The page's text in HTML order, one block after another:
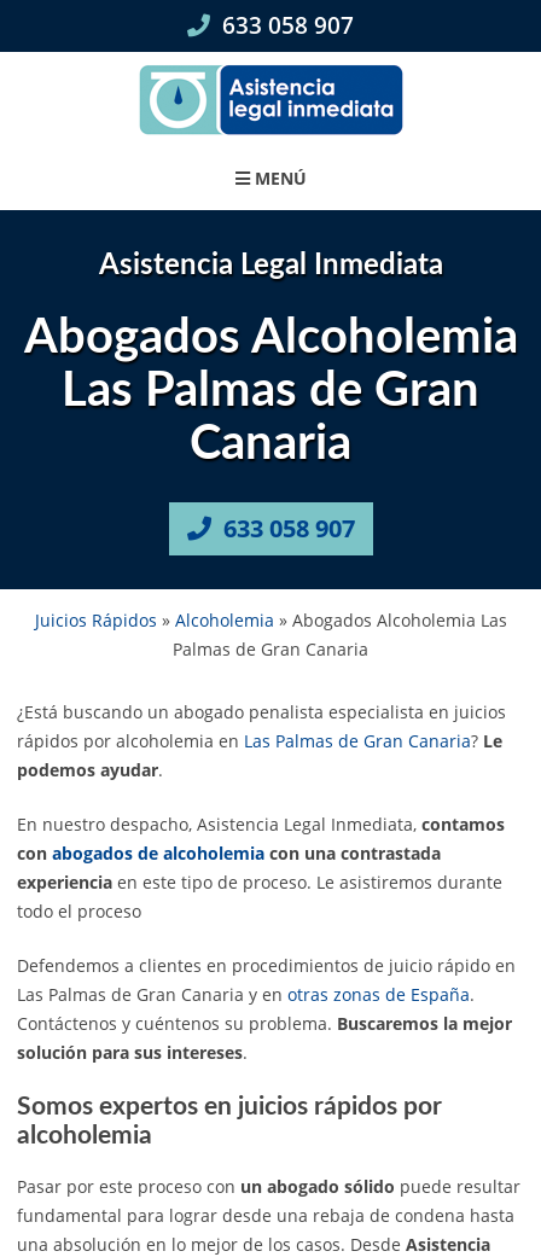
633 058 907
MENÚ
Asistencia Legal Inmediata
Abogados Alcoholemia
Las Palmas de Gran
Canaria
633 058 907
Juicios Rápidos » Alcoholemia » Abogados Alcoholemia Las
Palmas de Gran Canaria
¿Está buscando un abogado penalista especialista en juicios
rápidos por alcoholemia en Las Palmas de Gran Canaria? Le
podemos ayudar.
En nuestro despacho, Asistencia Legal Inmediata, contamos
con abogados de alcoholemia con una contrastada
experiencia en este tipo de proceso. Le asistiremos durante
todo el proceso
Defendemos a clientes en procedimientos de juicio rápido en
Las Palmas de Gran Canaria y en otras zonas de España.
Contáctenos y cuéntenos su problema. Buscaremos la mejor
solución para sus intereses.
Somos expertos en juicios rápidos por
alcoholemia
Pasar por este proceso con un abogado sólido puede resultar
fundamental para lograr desde una rebaja de condena hasta
una absolución en lo mejor de los casos. Desde Asistencia